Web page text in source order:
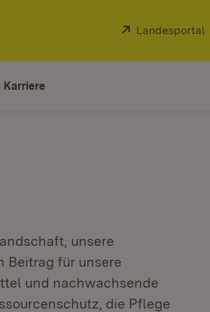
Extern:
Landesportal
Karriere
unsere
Beitrag für unsere
und nachwachsende
die Pflege